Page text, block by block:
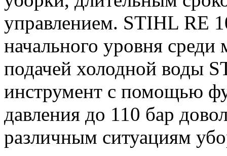
управлением. STIHL RE
начального уровня среди
подачей холодной воды
инструмент с помощью
давления до 110 бар
различным ситуациям